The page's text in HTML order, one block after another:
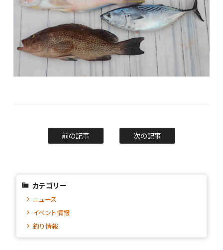
前の記事 次の記事
カテゴリー
ニュース
イベント情報
釣り情報